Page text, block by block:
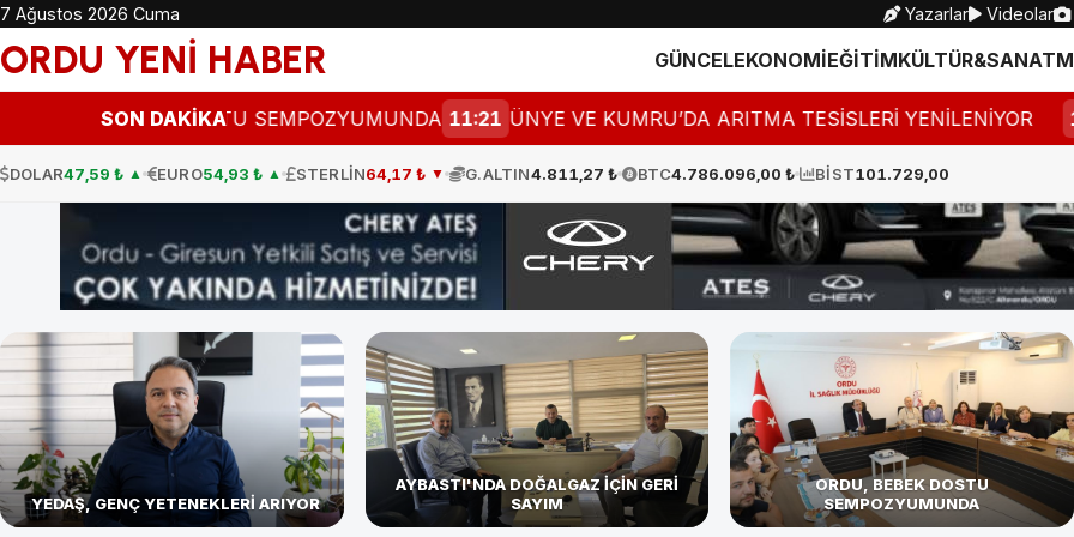
7 Ağustos 2026 Cuma Yazarlar Videolar
ORDU YENİ HABER GÜNCELEKONOMİEĞİTİMKÜLTÜR&SANAT
SON DAKİKA
DOSTU SEMPOZYUMUNDA 11:21 ÜNYE VE KUMRU’DA ARITMA TESİSLERİ YENİLENİYOR 11:20 "BU
DOLAR47,59 ₺ ▲ EURO54,93 ₺ ▲ STERLİN64,17 ₺ ▼ G.ALTIN4.811,27 ₺ BTC4.786.096,00 ₺ BİST101.729,00
YEDAŞ, GENÇ YETENEKLERİ ARIYOR
AYBASTI'NDA DOĞALGAZ İÇİN GERİ
SAYIM
ORDU, BEBEK DOSTU
SEMPOZYUMUNDA